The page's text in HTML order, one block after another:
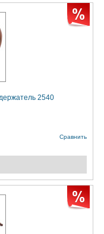
2540
Сравнить